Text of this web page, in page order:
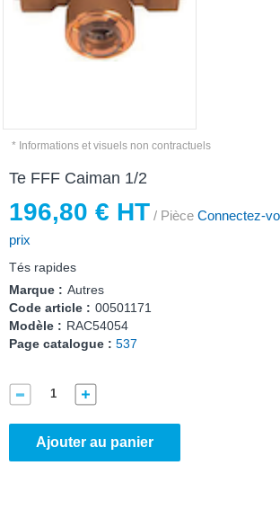
* Informations et visuels non contractuels
Te FFF Caiman 1/2
196,80 € HT / Pièce Connectez-
prix
Tés rapides
Marque : Autres
Code article : 00501171
Modèle : RAC54054
Page catalogue : 537
Ajouter au panier